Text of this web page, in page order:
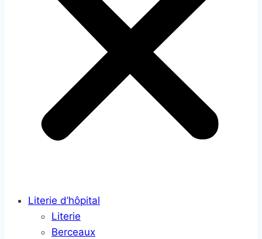
Literie d’hôpital
Literie
Berceaux